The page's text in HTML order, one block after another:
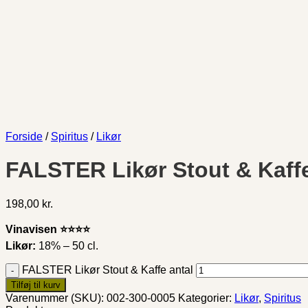
Forside / Spiritus / Likør
FALSTER Likør Stout &
198,00 kr.
Vinavisen ⭐️⭐️⭐️⭐️
Likør: 18% – 50 cl.
FALSTER Likør Stout & Kaffe antal
Tilføj til kurv
Varenummer (SKU): 002-300-0005 Kategorier: Likør, Spiritus